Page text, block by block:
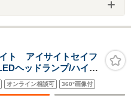
ト アイサイトセイフ
ヘッドランプ/ハイビ
ーシート/サイド・バッ
ナビ/ETC2.0/純正ドラ
オンライン相談可 360°画像付